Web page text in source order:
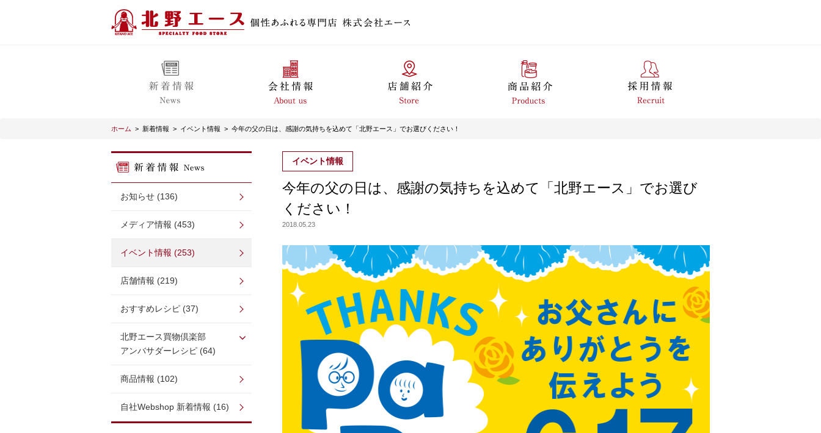
ホーム > 新着情報 > イベント情報 > 今年の父の日は、感謝の気持ちを込めて「北野エース」でお選びください！
お知らせ (136)
メディア情報 (453)
イベント情報 (253)
店舗情報 (219)
おすすめレシピ (37)
北野エース買物倶楽部
アンバサダーレシピ (64)
商品情報 (102)
自社Webshop 新着情報 (16)
イベント情報
今年の父の日は、感謝の気持ちを込めて「北野エース」でお選び
ください！
2018.05.23